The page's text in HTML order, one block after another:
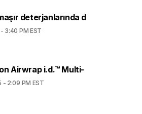
deterjanlarında d
3:40 PM EST
Airwrap i.d.™ Multi-
2:09 PM EST